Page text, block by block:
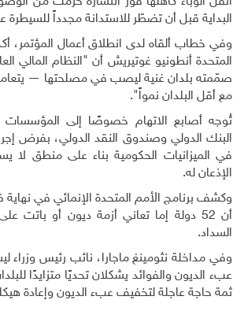
البداية قبل أن تضطّر للاستدانة مجدداً للسيطرة
وفي خطاب ألقاه لدى انطلاق أعمال المؤتمر،
المتحدة أنطونيو غوتيريش أن "النظام المالي
صمّمته بلدان غنية ليصب في مصلحتها —
مع أقل البلدان نمواً".
تُوجه أصابع الاتهام خصوصًا إلى المؤسسات
البنك الدولي وصندوق النقد الدولي، بفرض
في الميزانيات الحكومية بناء على منطق لا
الإذعان له.
وكشف برنامج الأمم المتحدة الإنمائي في نهاية
أن 52 دولة إما تعاني أزمة ديون أو
السداد.
وفي مداخلة نثومينغ ماجارا، نائب رئيس وزراء
عبء الديون والفوائد يشكلان تحديًا متزايدًا
ثمة حاجة عاجلة لتخفيف عبء الديون وإعادة